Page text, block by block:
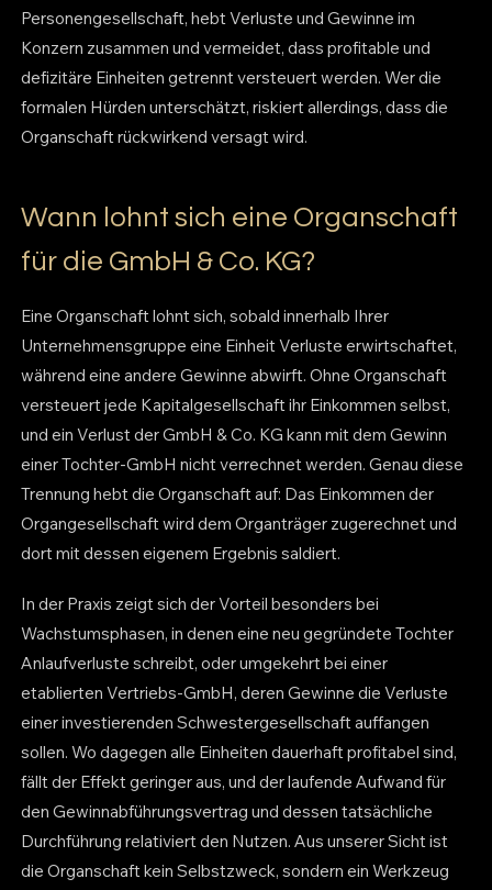
Personengesellschaft, hebt Verluste und Gewinne im
Konzern zusammen und vermeidet, dass profitable und
defizitäre Einheiten getrennt versteuert werden. Wer die
formalen Hürden unterschätzt, riskiert allerdings, dass die
Organschaft rückwirkend versagt wird.
Wann lohnt sich eine Organschaft
für die GmbH & Co. KG?
Eine Organschaft lohnt sich, sobald innerhalb Ihrer
Unternehmensgruppe eine Einheit Verluste erwirtschaftet,
während eine andere Gewinne abwirft. Ohne Organschaft
versteuert jede Kapitalgesellschaft ihr Einkommen selbst,
und ein Verlust der GmbH & Co. KG kann mit dem Gewinn
einer Tochter-GmbH nicht verrechnet werden. Genau diese
Trennung hebt die Organschaft auf: Das Einkommen der
Organgesellschaft wird dem Organträger zugerechnet und
dort mit dessen eigenem Ergebnis saldiert.
In der Praxis zeigt sich der Vorteil besonders bei
Wachstumsphasen, in denen eine neu gegründete Tochter
Anlaufverluste schreibt, oder umgekehrt bei einer
etablierten Vertriebs-GmbH, deren Gewinne die Verluste
einer investierenden Schwestergesellschaft auffangen
sollen. Wo dagegen alle Einheiten dauerhaft profitabel sind,
fällt der Effekt geringer aus, und der laufende Aufwand für
den Gewinnabführungsvertrag und dessen tatsächliche
Durchführung relativiert den Nutzen. Aus unserer Sicht ist
die Organschaft kein Selbstzweck, sondern ein Werkzeug